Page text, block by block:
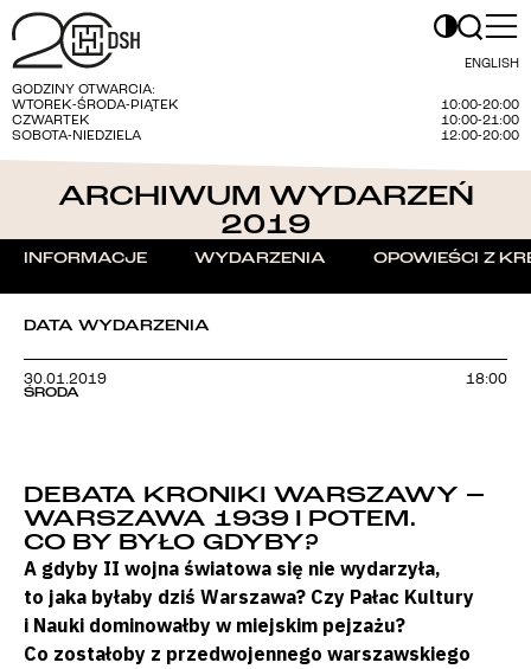
ENGLISH
GODZINY OTWARCIA:
WTOREK-ŚRODA-PIĄTEK
10:00-20:00
CZWARTEK
10:00-21:00
SOBOTA-NIEDZIELA
12:00-20:00
ARCHIWUM WYDARZEŃ
2019
INFORMACJE WYDARZENIA OPOWIEŚCI Z
DATA WYDARZENIA
30.01.2019
ŚRODA
18:00
DEBATA KRONIKI WARSZAWY –
WARSZAWA 1939 I POTEM.
CO BY BYŁO GDYBY?
A gdyby II wojna światowa się nie wydarzyła,
to jaka byłaby dziś Warszawa? Czy Pałac Kultury
i Nauki dominowałby w miejskim pejzażu?
Co zostałoby z przedwojennego warszawskiego